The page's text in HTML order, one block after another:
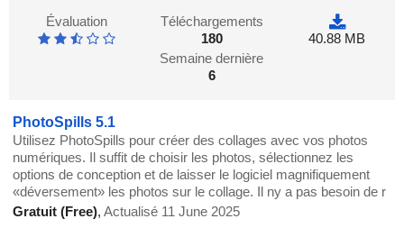
Évaluation
Téléchargements
180
Semaine dernière
6
40.88 MB
PhotoSpills 5.1
Utilisez PhotoSpills pour créer des collages avec vos photos
numériques. Il suffit de choisir les photos, sélectionnez les
options de conception et de laisser le logiciel magnifiquement
«déversement» les photos sur le collage. Il ny a pas besoin de r
Gratuit (Free),Actualisé 11 June 2025